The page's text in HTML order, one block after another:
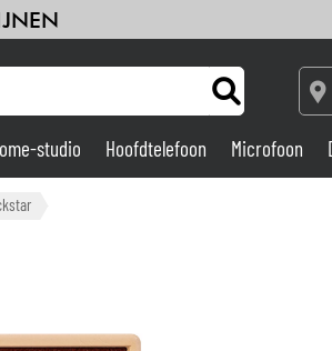
& Effecten
studio Hoofdtelefoon Microfoon